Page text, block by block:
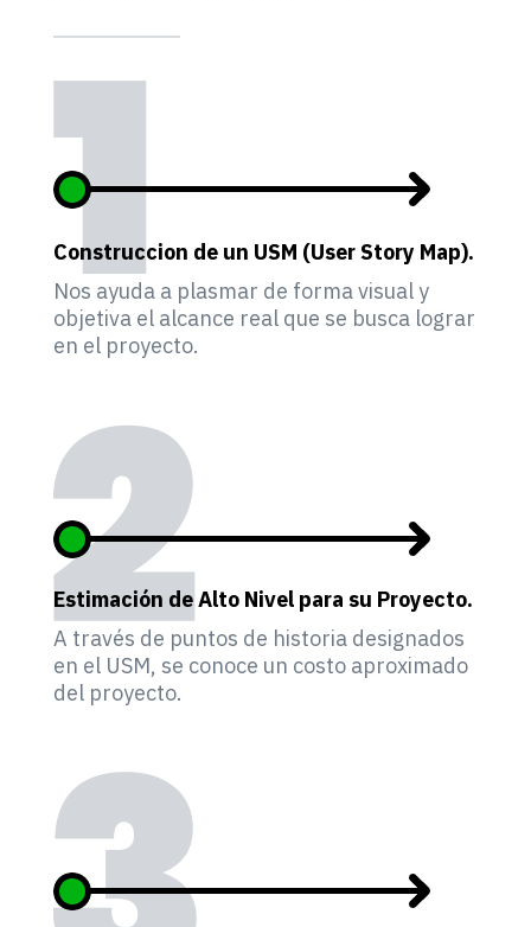
Construccion de un USM (User Story Map).
Nos ayuda a plasmar de forma visual y
objetiva el alcance real que se busca lograr
en el proyecto.
Estimación de Alto Nivel para su Proyecto.
A través de puntos de historia designados
en el USM, se conoce un costo aproximado
del proyecto.